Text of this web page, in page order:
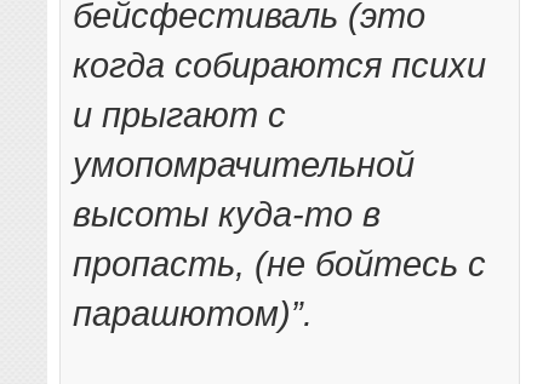
бейсфестиваль (это
когда собираются психи
и прыгают с
умопомрачительной
высоты куда-то в
пропасть, (не бойтесь с
парашютом)”.